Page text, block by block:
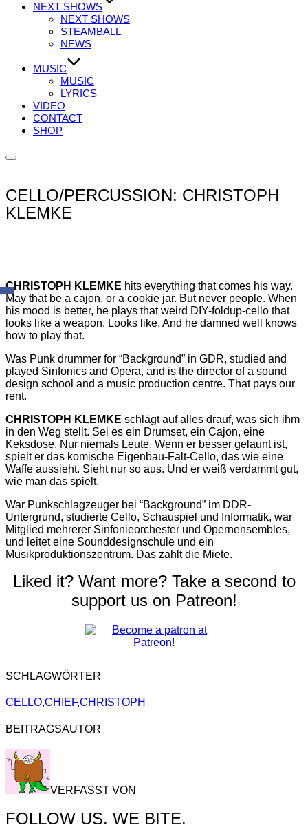
NEXT SHOWS
NEXT SHOWS
STEAMBALL
NEWS
MUSIC
MUSIC
LYRICS
VIDEO
CONTACT
SHOP
Seitenleiste
umschalten
CELLO/PERCUSSION: CHRISTOPH
KLEMKE
CHRISTOPH KLEMKE hits everything that comes his way.
May that be a cajon, or a cookie jar. But never people. When
his mood is better, he plays that weird DIY-foldup-cello that
looks like a weapon. Looks like. And he damned well knows
how to play that.
Was Punk drummer for “Background” in GDR, studied and
played Sinfonics and Opera, and is the director of a sound
design school and a music production centre. That pays our
rent.
CHRISTOPH KLEMKE schlägt auf alles drauf, was sich ihm
in den Weg stellt. Sei es ein Drumset, ein Cajon, eine
Keksdose. Nur niemals Leute. Wenn er besser gelaunt ist,
spielt er das komische Eigenbau-Falt-Cello, das wie eine
Waffe aussieht. Sieht nur so aus. Und er weiß verdammt gut,
wie man das spielt.
War Punkschlagzeuger bei “Background” im DDR-
Untergrund, studierte Cello, Schauspiel und Informatik, war
Mitglied mehrerer Sinfonieorchester und Opernensembles,
und leitet eine Sounddesignschule und ein
Musikproduktionszentrum. Das zahlt die Miete.
Liked it? Want more? Take a second to
support us on Patreon!
SCHLAGWÖRTER
CELLO,CHIEF,CHRISTOPH
BEITRAGSAUTOR
VERFASST VON
FOLLOW US. WE BITE.